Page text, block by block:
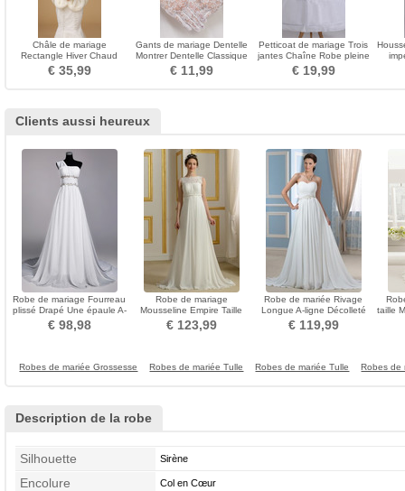
Châle de mariage
Rectangle Hiver Chaud
Laine artificielle Broche
fleurie en cristal
€ 35,99
Gants de mariage Dentelle
Montrer Dentelle Classique
Mince Court
€ 11,99
Petticoat de mariage Trois
jantes Chaîne Robe pleine
Nouveau style
€ 19,99
Clients aussi heureux
Robe de mariage Fourreau
plissé Drapé Une épaule A-
ligne Mousseline
€ 98,98
Robe de mariage
Mousseline Empire Taille
haute Couvert de Dentelle
€ 123,99
Robe de mariée Rivage
Longue A-ligne Décolleté
Dans le Dos Naturel taille
€ 119,99
taille
Robes de mariée Grossesse Robes de mariée Tulle Robes de mariée Tulle Robes de
Description de la robe
Silhouette Sirène
Encolure Col en Cœur